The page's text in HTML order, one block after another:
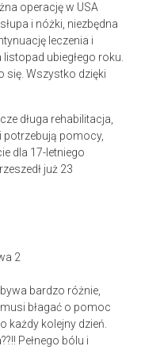
operację w USA
i nóżki, niezbędna
leczenia i
listopad ubiegłego roku.
się. Wszystko dzięki
długa rehabilitacja,
potrzebują pomocy,
dla 17-letniego
już 23
bardzo różnie,
błagać o pomoc
każdy kolejny dzień.
Pełnego bólu i